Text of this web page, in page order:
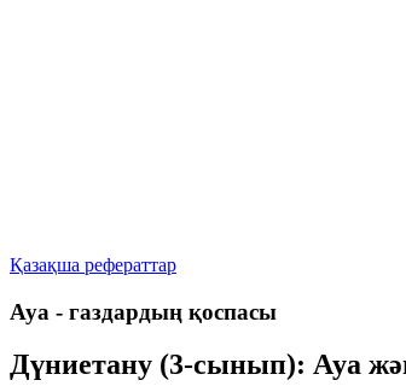
Қазақша рефераттар
Ауа - газдардың қоспасы
Дүниетану (3-сынып): Ауа